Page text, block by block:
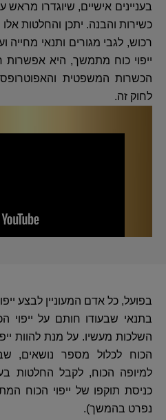
בעניינים אישיים, שיוגדרו מראש
כשירות והבנה. יתכן והחלטות אלו
רכוש, לגבי מגורים ותנאי מחייה
ייפוי כוח מתמשך, היא
לחוק זה.
בפועל, כל אדם המעוניין לבצע
בתנאי שבעודו חותם על ייפוי
השלכות מעשיו. על מנת להוות
הכוח לכלול מספר נושאים,
למיופה הכוח, לקבל החלטות
כניסת תוקפו של ייפוי הכוח
נפרט בהמשך).